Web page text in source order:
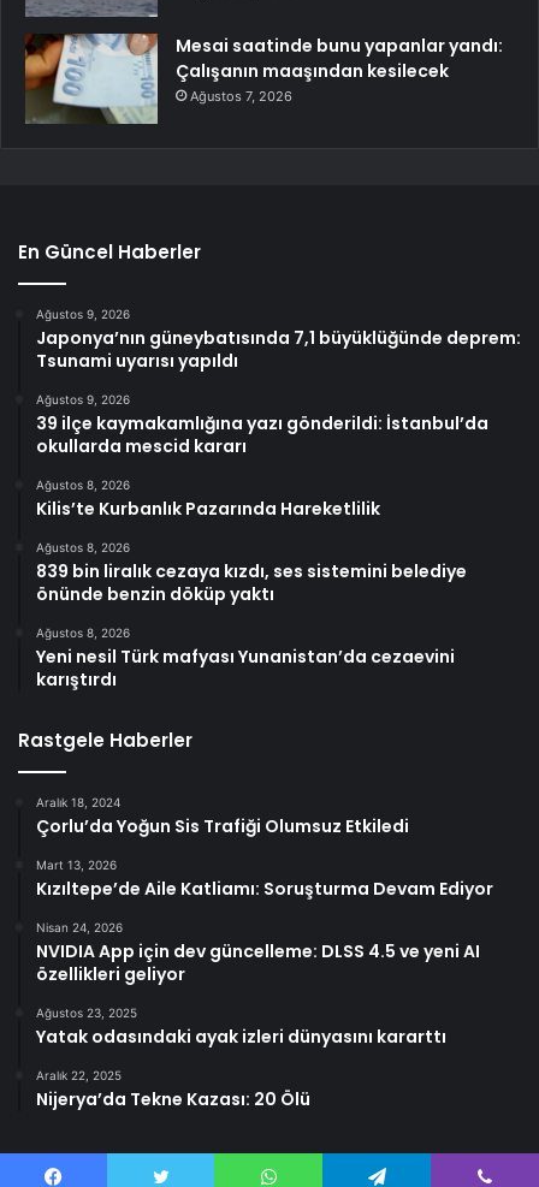
Mesai saatinde bunu yapanlar yandı:
Çalışanın maaşından kesilecek
Ağustos 7, 2026
En Güncel Haberler
Ağustos 9, 2026
Japonya’nın güneybatısında 7,1 büyüklüğünde deprem:
Tsunami uyarısı yapıldı
Ağustos 9, 2026
39 ilçe kaymakamlığına yazı gönderildi: İstanbul’da
okullarda mescid kararı
Ağustos 8, 2026
Kilis’te Kurbanlık Pazarında Hareketlilik
Ağustos 8, 2026
839 bin liralık cezaya kızdı, ses sistemini belediye
önünde benzin döküp yaktı
Ağustos 8, 2026
Yeni nesil Türk mafyası Yunanistan’da cezaevini
karıştırdı
Rastgele Haberler
Aralık 18, 2024
Çorlu’da Yoğun Sis Trafiği Olumsuz Etkiledi
Mart 13, 2026
Kızıltepe’de Aile Katliamı: Soruşturma Devam Ediyor
Nisan 24, 2026
NVIDIA App için dev güncelleme: DLSS 4.5 ve yeni AI
özellikleri geliyor
Ağustos 23, 2025
Yatak odasındaki ayak izleri dünyasını kararttı
Aralık 22, 2025
Nijerya’da Tekne Kazası: 20 Ölü